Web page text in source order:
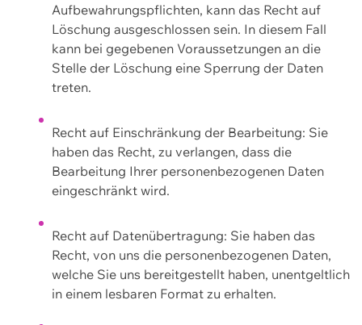
Aufbewahrungspflichten, kann das Recht auf
Löschung ausgeschlossen sein. In diesem Fall
kann bei gegebenen Voraussetzungen an die
Stelle der Löschung eine Sperrung der Daten
treten.
Recht auf Einschränkung der Bearbeitung: Sie
haben das Recht, zu verlangen, dass die
Bearbeitung Ihrer personenbezogenen Daten
eingeschränkt wird.
Recht auf Datenübertragung: Sie haben das
Recht, von uns die personenbezogenen Daten,
welche Sie uns bereitgestellt haben, unentgeltlich
in einem lesbaren Format zu erhalten.